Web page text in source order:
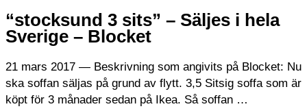
“stocksund 3 sits” – Säljes i hela
Sverige – Blocket
21 mars 2017 — Beskrivning som angivits på Blocket: Nu
ska soffan säljas på grund av flytt. 3,5 Sitsig soffa som är
köpt för 3 månader sedan på Ikea. Så soffan …